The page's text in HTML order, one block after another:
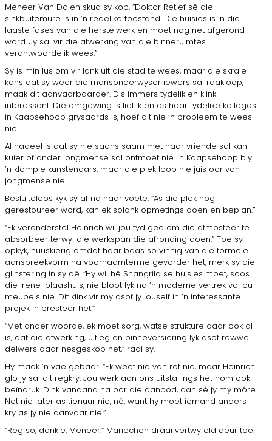
Meneer Van Dalen skud sy kop. “Doktor Retief sê die
sinkbuitemure is in ’n redelike toestand. Die huisies is in die
laaste fases van die herstelwerk en moet nog net afgerond
word. Jy sal vir die afwerking van die binneruimtes
verantwoordelik wees.”
Sy is min lus om vir lank uit die stad te wees, maar die skrale
kans dat sy weer die mansonderwyser iewers sal raakloop,
maak dit aanvaarbaarder. Dis immers tydelik en klink
interessant. Die omgewing is lieflik en as haar tydelike kollegas
in Kaapsehoop grysaards is, hoef dit nie ’n probleem te wees
nie.
Al nadeel is dat sy nie saans saam met haar vriende sal kan
kuier of ander jongmense sal ontmoet nie. In Kaapsehoop bly
’n klompie kunstenaars, maar die plek loop nie juis oor van
jongmense nie.
Besluiteloos kyk sy af na haar voete. “As die plek nog
gerestoureer word, kan ek solank opmetings doen en beplan.”
“Ek veronderstel Heinrich wil jou tyd gee om die atmosfeer te
absorbeer terwyl die werkspan die afronding doen.” Toe sy
opkyk, nuuskierig omdat haar baas so vinnig van die formele
aanspreekvorm na voornaamterme gevorder het, merk sy die
glinstering in sy oë. “Hy wil hê Shangrila se huisies moet, soos
die Irene-plaashuis, nie bloot lyk na ’n moderne vertrek vol ou
meubels nie. Dit klink vir my asof jy jouself in ’n interessante
projek in presteer het.”
“Met ander woorde, ek moet sorg, watse strukture daar ook al
is, dat die afwerking, uitleg en binneversiering lyk asof rowwe
delwers daar nesgeskop het,” raai sy.
Hy maak ’n vae gebaar. “Ek weet nie van rof nie, maar Heinrich
glo jy sal dit regkry. Jou werk aan ons uitstallings het hom ook
beïndruk. Dink vanaand na oor die aanbod, dan sê jy my môre.
Net nie later as tienuur nie, nè, want hy moet iemand anders
kry as jy nie aanvaar nie.”
“Reg so, dankie, Meneer.” Mariechen draai vertwyfeld deur toe.